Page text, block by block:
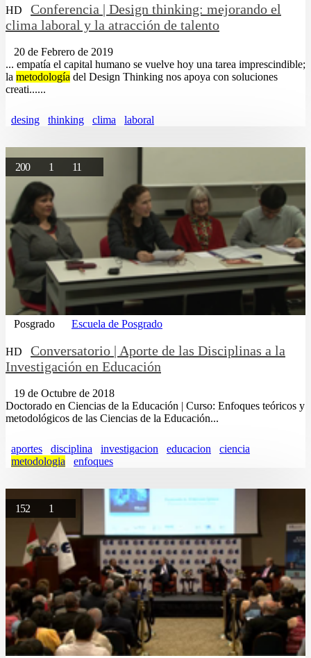
HD
Conferencia | Design thinking: mejorando el
clima laboral y la atracción de talento
20 de Febrero de 2019
... empatía el capital humano se vuelve hoy una tarea imprescindible;
la metodología del Design Thinking nos apoya con soluciones
creati......
desing thinking clima laboral
200 1 11
Posgrado Escuela de Posgrado
HD
Conversatorio | Aporte de las Disciplinas a la
Investigación en Educación
19 de Octubre de 2018
Doctorado en Ciencias de la Educación | Curso: Enfoques teóricos y
metodológicos de las Ciencias de la Educación...
aportes disciplina investigacion educacion
ciencia
metodologia
enfoques
152 1